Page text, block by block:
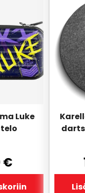
Luke
€